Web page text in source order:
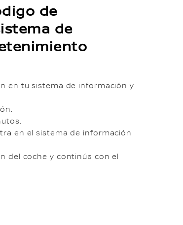
de
de
en tu sistema de información y
en el sistema de información
del coche y continúa con el